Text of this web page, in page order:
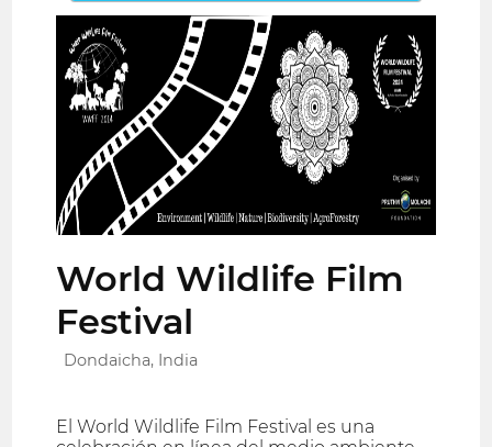
World Wildlife Film
Festival
Dondaicha, India
El World Wildlife Film Festival es una